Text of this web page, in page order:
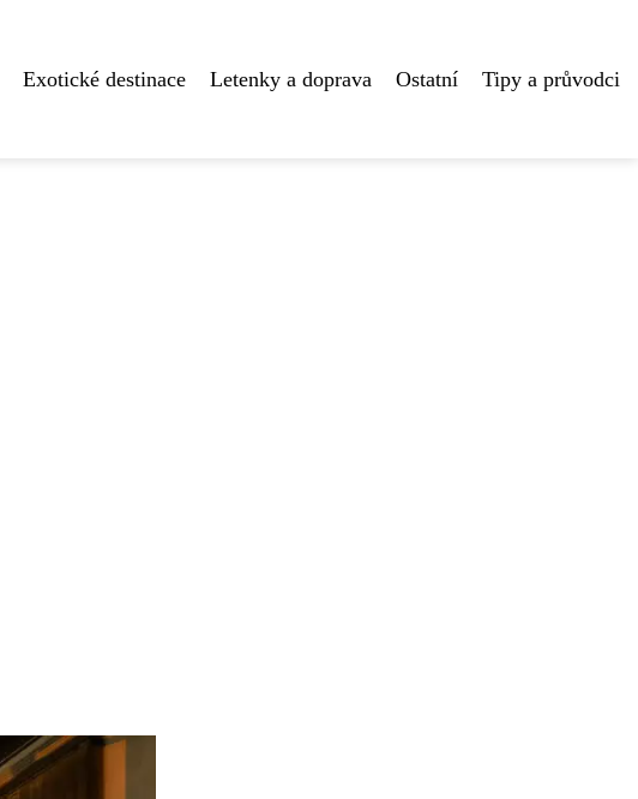
Exotické destinace Letenky a doprava Ostatní Tipy a průvodci